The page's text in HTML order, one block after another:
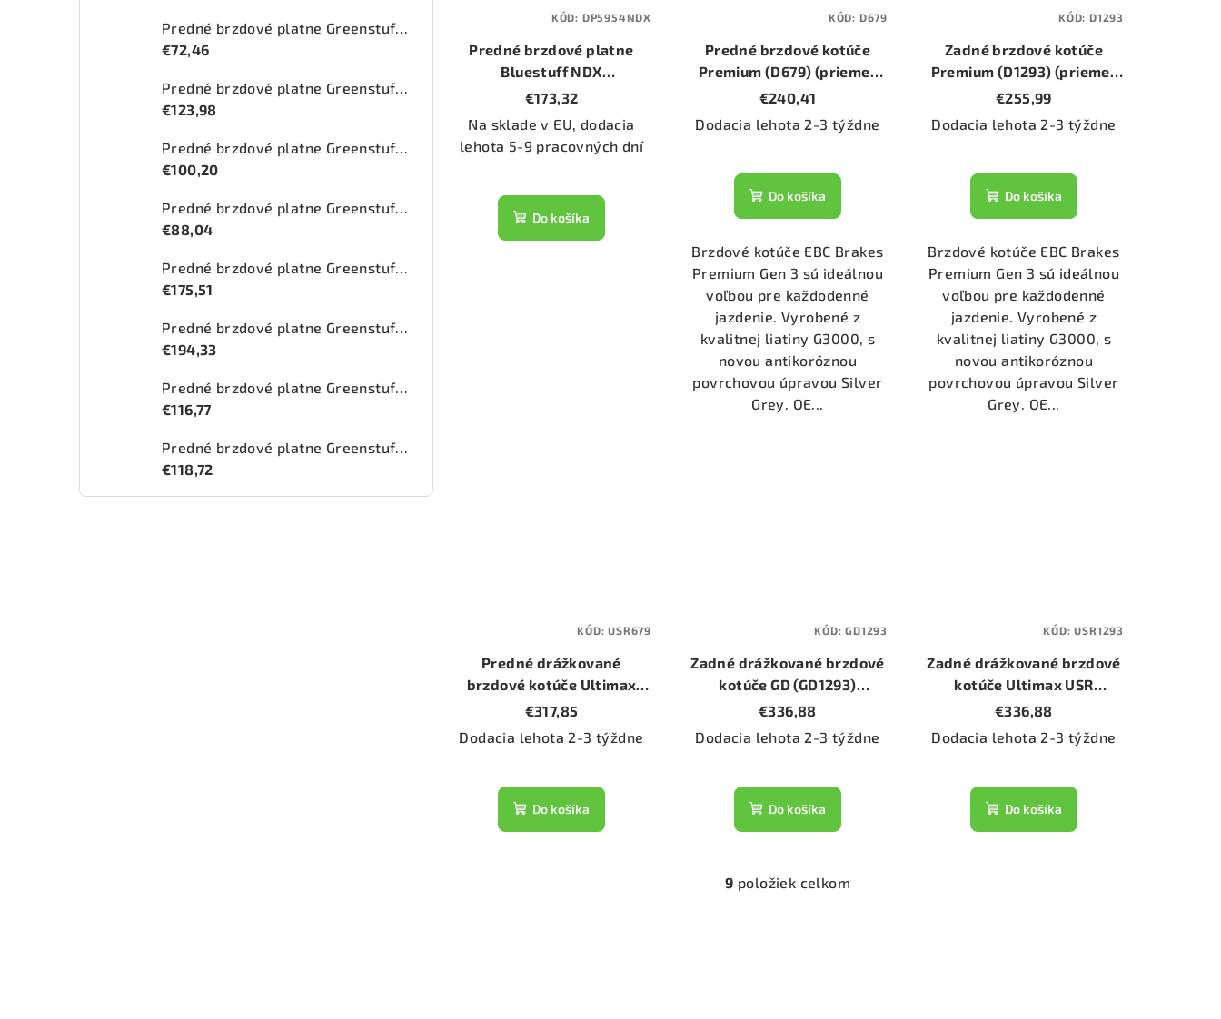
Predné brzdové platne Greenstuff 2000 (DP21344)
€72,46
Predné brzdové platne Greenstuff 2000 (DP22168)
€123,98
Predné brzdové platne Greenstuff 2000 (DP21206)
€100,20
Predné brzdové platne Greenstuff 2000 (DP21336)
€88,04
Predné brzdové platne Greenstuff 2000 (DP21723)
€175,51
Predné brzdové platne Greenstuff 2000 (DP21031/2)
€194,33
Predné brzdové platne Greenstuff 2000 (DP2753/2)
€116,77
Predné brzdové platne Greenstuff 2000 (DP22134)
€118,72
Predné brzdové platne
Bluestuff NDX
(DP5954NDX)
€173,32
Na sklade v EU, dodacia
lehota 5-9 pracovných dní
Do košíka
KÓD: DP5954NDX
Predné brzdové kotúče
Premium (D679) (priemer
276mm)
€240,41
Dodacia lehota 2-3 týždne
Do košíka
Brzdové kotúče EBC Brakes
Premium Gen 3 sú ideálnou
voľbou pre každodenné
jazdenie. Vyrobené z
kvalitnej liatiny G3000, s
novou antikoróznou
povrchovou úpravou Silver
Grey. OE...
KÓD: D679
Zadné brzdové kotúče
Premium (D1293) (priemer
260mm)
€255,99
Dodacia lehota 2-3 týždne
Do košíka
Brzdové kotúče EBC Brakes
Premium Gen 3 sú ideálnou
voľbou pre každodenné
jazdenie. Vyrobené z
kvalitnej liatiny G3000, s
novou antikoróznou
povrchovou úpravou Silver
Grey. OE...
KÓD: D1293
Predné drážkované
brzdové kotúče Ultimax
USR (USR679) (priemer
276mm)
€317,85
Dodacia lehota 2-3 týždne
Do košíka
KÓD:USR679
Zadné drážkované brzdové
kotúče GD (GD1293)
(priemer 260mm)
€336,88
Dodacia lehota 2-3 týždne
Do košíka
KÓD:GD1293
Zadné drážkované brzdové
kotúče Ultimax USR
(USR1293) (priemer 260mm)
€336,88
Dodacia lehota 2-3 týždne
Do košíka
KÓD:USR1293
O
9 položiek celkom